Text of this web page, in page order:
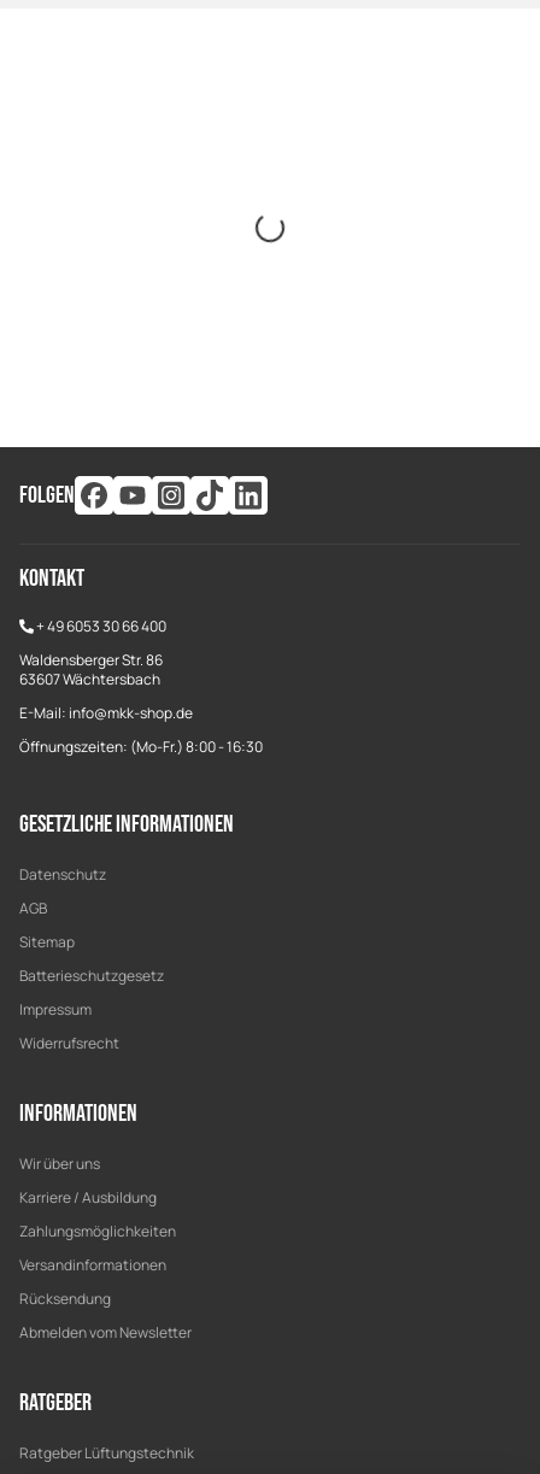
FOLGEN
Kontakt
+49 6053 30 66 400
Waldensberger Str. 86
63607 Wächtersbach
E-Mail: info@mkk-shop.de
Öffnungszeiten: (Mo-Fr.) 8:00 - 16:30
Gesetzliche Informationen
Datenschutz
AGB
Sitemap
Batterieschutzgesetz
Impressum
Widerrufsrecht
Informationen
Wir über uns
Karriere / Ausbildung
Zahlungsmöglichkeiten
Versandinformationen
Rücksendung
Abmelden vom Newsletter
Ratgeber
Ratgeber Lüftungstechnik